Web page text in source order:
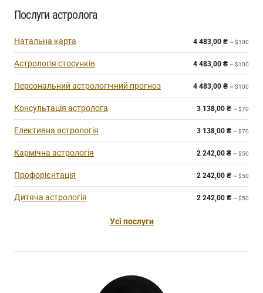
Послуги астролога
Натальна карта 4 483,00 ₴ ~ $100
Астрологія стосунків 4 483,00 ₴ ~ $100
Персональний астрологічний прогноз 4 483,00 ₴ ~ $100
Консультація астролога 3 138,00 ₴ ~ $70
Елективна астрологія 3 138,00 ₴ ~ $70
Кармічна астрологія 2 242,00 ₴ ~ $50
Профорієнтація 2 242,00 ₴ ~ $50
Дитяча астрологія 2 242,00 ₴ ~ $50
Усі послуги